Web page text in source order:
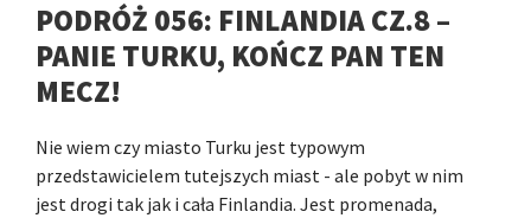
PODRÓŻ 056: FINLANDIA CZ.8 –
PANIE TURKU, KOŃCZ PAN TEN
MECZ!
Nie wiem czy miasto Turku jest typowym
przedstawicielem tutejszych miast - ale pobyt w nim
jest drogi tak jak i cała Finlandia. Jest promenada,